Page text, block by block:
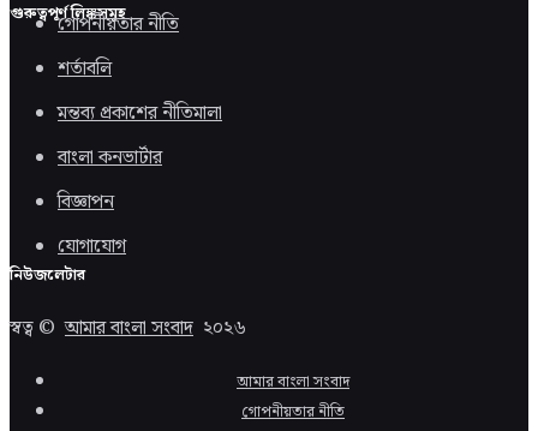
গুরুত্বপূর্ণ লিঙ্কসমূহ
গোপনীয়তার নীতি
শর্তাবলি
মন্তব্য প্রকাশের নীতিমালা
বাংলা কনভার্টার
বিজ্ঞাপন
যোগাযোগ
নিউজলেটার
স্বত্ব ©আমার বাংলা সংবাদ ২০২৬
আমার বাংলা সংবাদ
গোপনীয়তার নীতি